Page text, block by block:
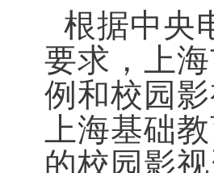
根据中央
要求，上
例和校园
上海基础
的校园影